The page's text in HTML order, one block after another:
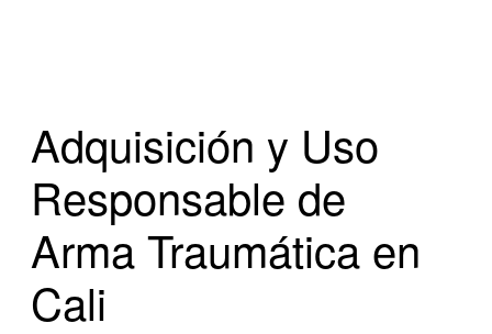
Adquisición y Uso
Responsable de
Arma Traumática en
Cali